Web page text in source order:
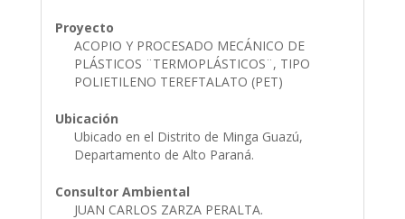
Proyecto
ACOPIO Y PROCESADO MECÁNICO DE
PLÁSTICOS ¨TERMOPLÁSTICOS¨, TIPO
POLIETILENO TEREFTALATO (PET)
Ubicación
Ubicado en el Distrito de Minga Guazú,
Departamento de Alto Paraná.
Consultor Ambiental
JUAN CARLOS ZARZA PERALTA.